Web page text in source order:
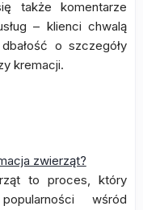
także komentarze
– klienci chwalą
o szczegóły
kremacji.
zwierząt?
to proces, który
wśród